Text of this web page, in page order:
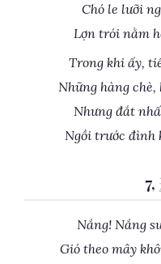
Chó le lưỡi
Lợn trói nằm
Trong khi ấy,
Những hàng
Nhưng đắt
Ngồi trước đình
7,
Nắng! Nắng
Gió theo mây